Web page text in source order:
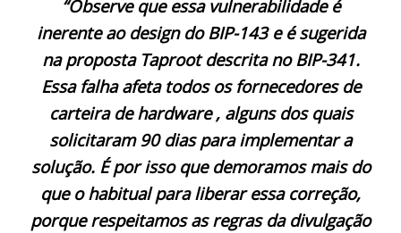
“Observe que essa vulnerabilidade é
inerente ao design do BIP-143 e é sugerida
na proposta Taproot descrita no BIP-341.
Essa falha afeta todos os fornecedores de
carteira de hardware , alguns dos quais
solicitaram 90 dias para implementar a
solução. É por isso que demoramos mais do
que o habitual para liberar essa correção,
porque respeitamos as regras da divulgação